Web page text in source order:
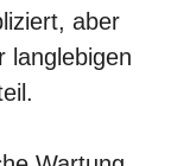
aber
langlebigen